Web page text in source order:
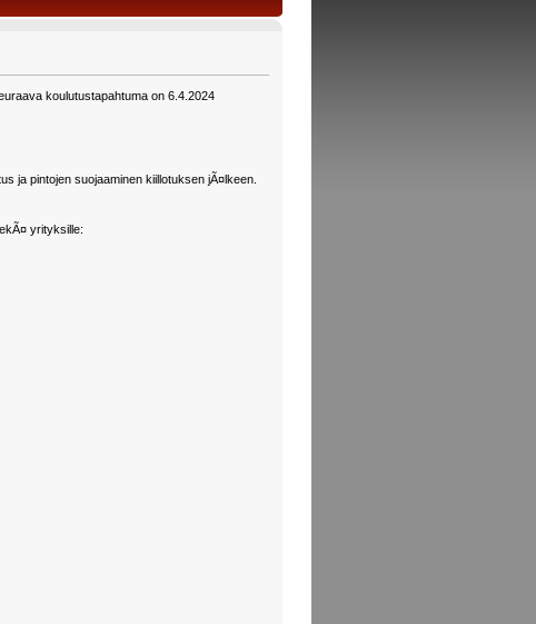
koulutustapahtuma on 6.4.2024
ja pintojen suojaaminen kiillotuksen jÃ¤lkeen.
yrityksille: